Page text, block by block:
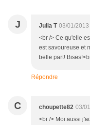
J Julia T 03/01/2013
<br /> Ce qu'elle
est savoureuse et
belle part!
Répondre
C choupette82 03/
<br /> Moi aussi